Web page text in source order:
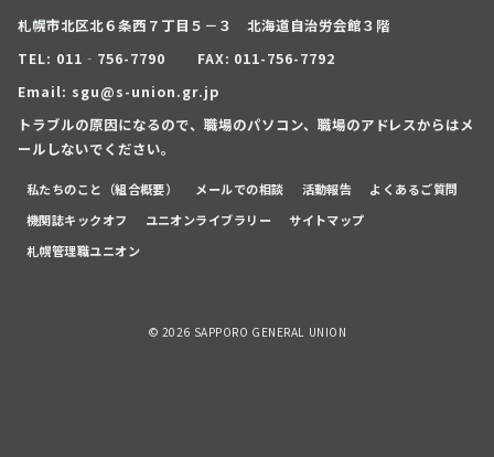
札幌市北区北６条西７丁目５－３ 北海道自治労会館３階
TEL: 011‐756-7790
FAX: 011-756-7792
Email: sgu@s-union.gr.jp
トラブルの原因になるので、職場のパソコン、職場のアドレスからはメ
ールしないでください。
私たちのこと（組合概要） メールでの相談 活動報告
よくあるご質問
機関誌キックオフ
ユニオンライブラリー
サイトマップ
札幌管理職ユニオン
© 2026 SAPPORO GENERAL UNION